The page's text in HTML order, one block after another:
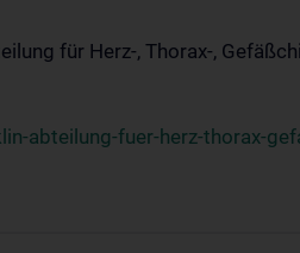
für Herz-, Thorax-,
abteilung-fuer-herz-thorax-